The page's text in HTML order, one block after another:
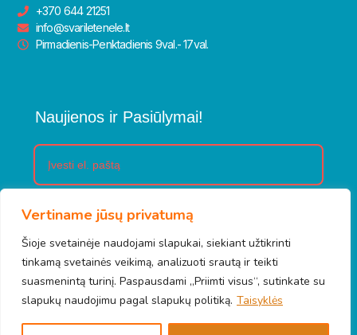
Vertiname jūsų privatumą
Šioje svetainėje naudojami slapukai, siekiant užtikrinti
tinkamą svetainės veikimą, analizuoti srautą ir teikti
suasmenintą turinį. Paspausdami „Priimti visus“, sutinkate su
slapukų naudojimu pagal slapukų politiką. Taisyklės
+370 644 21251
info@svariletenele.lt
Pirmadienis-Penktadienis 9val.- 17val.
Naujienos ir Pasiūlymai!
Prenumeruoti
© 2026 Švari letenėlė. Visos teisės saugomos.